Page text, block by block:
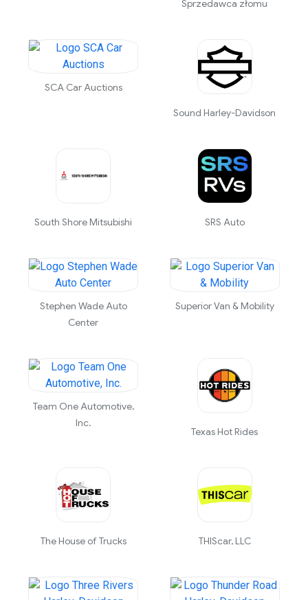
Sprzedawca złomu
SCA Car Auctions
Sound Harley-Davidson
South Shore Mitsubishi SRS Auto
Stephen Wade Auto
Center
Superior Van & Mobility
Team One Automotive,
Inc.
Texas Hot Rides
The House of Trucks THIScar, LLC